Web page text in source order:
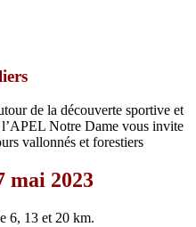
de la découverte sportive et
Notre Dame vous invite
vallonnés et forestiers
mai 2023
6, 13 et 20 km.